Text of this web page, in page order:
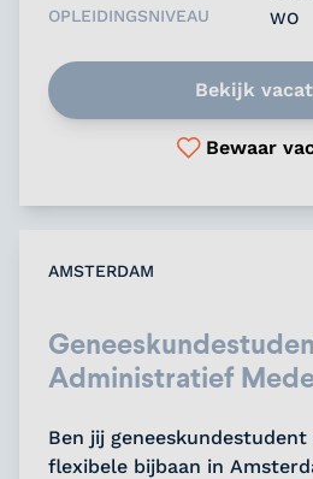
OPLEIDINGSNIVEAU
WO
Bekijk
Bewaar
AMSTERDAM
Administratief
Ben jij geneeskundestudent
flexibele bijbaan in